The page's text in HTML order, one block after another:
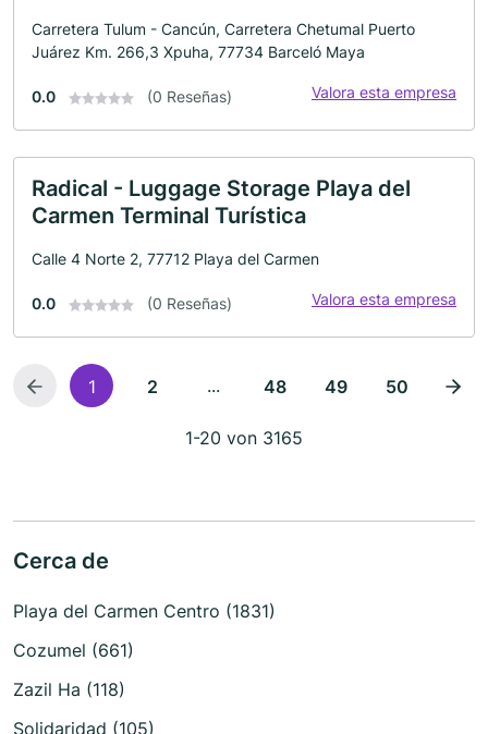
Carretera Tulum - Cancún, Carretera Chetumal Puerto
Juárez Km. 266,3 Xpuha, 77734 Barceló Maya
0.0 (0 Reseñas) Valora esta empresa
Radical - Luggage Storage Playa del
Carmen Terminal Turística
Calle 4 Norte 2, 77712 Playa del Carmen
0.0 (0 Reseñas) Valora esta empresa
1 2 ... 48 49 50
1-20 von 3165
Cerca de
Playa del Carmen Centro (1831)
Cozumel (661)
Zazil Ha (118)
Solidaridad (105)